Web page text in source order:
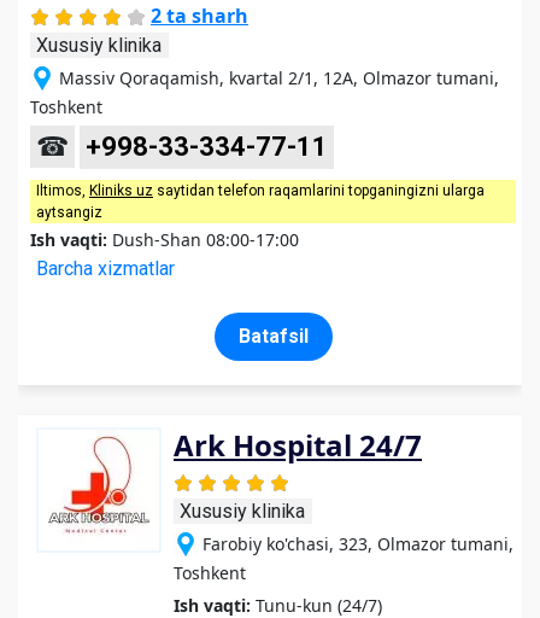
2 ta sharh
Xususiy klinika
Massiv Qoraqamish, kvartal 2/1, 12A, Olmazor tumani,
Toshkent
☎ +998-33-334-77-11
Iltimos, Kliniks uz saytidan telefon raqamlarini topganingizni ularga
aytsangiz
Ish vaqti: Dush-Shan 08:00-17:00
Barcha xizmatlar
Batafsil
Ark Hospital 24/7
Xususiy klinika
Farobiy ko'chasi, 323, Olmazor tumani,
Toshkent
Ish vaqti: Tunu-kun (24/7)